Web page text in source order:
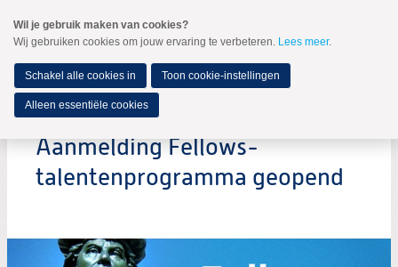
naar
Spring
de
inhoud
Spring
naar
hoofdmenu
MENU
Aanmelding Fellows-
talentenprogramma geopend
Wil je gebruik maken van cookies?
Wij gebruiken cookies om jouw ervaring te verbeteren. Lees meer.
Schakel alle cookies in Toon cookie-instellingen
Alleen essentiële cookies